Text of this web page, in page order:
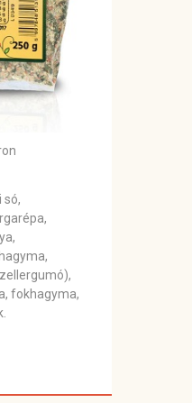
só,
fokhagyma,